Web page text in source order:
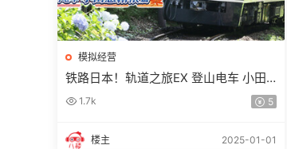
模拟经营
铁路日本！轨道之旅EX 登山电车 小田
急箱根篇
1.7k 5
楼主 2025-01-01